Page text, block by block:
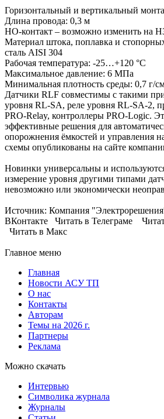
Горизонтальный и вертикальный
Длина провода: 0,3 м
НО-контакт – возможно изменить на
Материал штока, поплавка и
сталь AISI 304
Рабочая температура: -25…+120 °С
Максимальное давление: 6 МПа
Минимальная плотность среды: 0,7 г/
Датчики RLF совместимы с такими
уровня RL-SA, реле уровня RL-SA-2,
PRO-Relay, контроллеры PRO-Logic.
эффективные решения для
опорожнения ёмкостей и управления
схемы опубликованы на сайте
Новинки универсальны и
измерение уровня другими типами
невозможно или экономически
Источник: Компания
ВКонтакте Читать в Телеграме
Читать в Макс
Главное меню
Главная
Новости АСУ ТП
О нас
Контакты
Авторам
Темы на 2026 г.
Партнеры
Реклама
Можно скачать
Интервью
Символика журнала
Журналы